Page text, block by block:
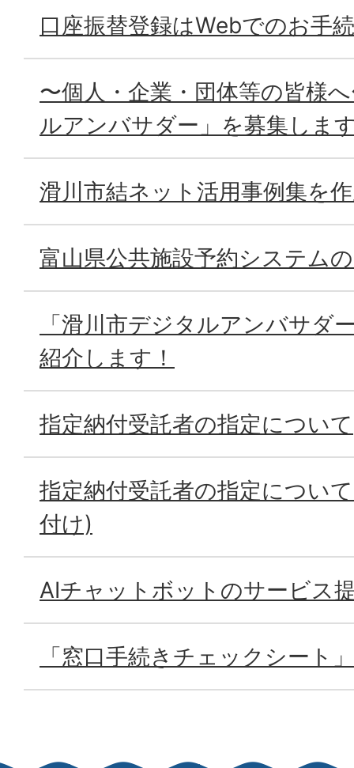
口座振替登録はWebでのお手
〜個人・企業・団体等の皆様
ルアンバサダー」を募集しま
滑川市結ネット活用事例集を
富山県公共施設予約システム
「滑川市デジタルアンバサダ
紹介します！
指定納付受託者の指定について
指定納付受託者の指定につい
付け)
AIチャットボットのサービス
「窓口手続きチェックシート